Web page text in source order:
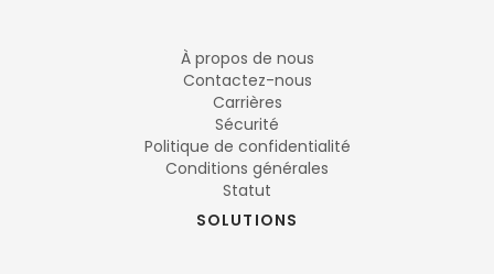
À propos de nous
Contactez-nous
Carrières
Sécurité
Politique de confidentialité
Conditions générales
Statut
SOLUTIONS